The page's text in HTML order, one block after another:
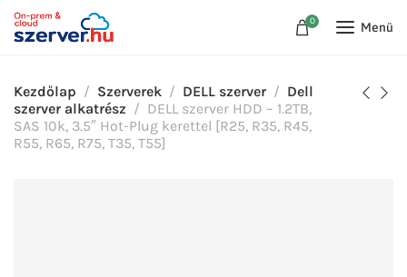
0 Menü
Kezdőlap Szerverek DELL szerver
Dell
szerver alkatrész
DELL szerver HDD – 1.2TB,
SAS 10k, 3.5″ Hot-Plug kerettel [R25, R35, R45,
R55, R65, R75, T35, T55]